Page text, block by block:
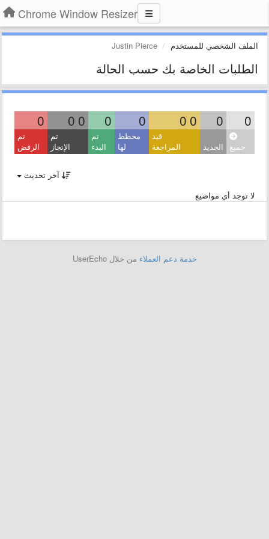
Chrome Window Resizer
الملف الشخصي للمستخدم Justin Pierce
الطلبات الخاصة بك حسب الحالة
0
0
0
0
0
0
0
0
0
جميع الجديد
قيد
المراجعة
مخطط
لها
تم
البدء
تم
الإنجاز
تم
الرفض
آخر تحديث
لا توجد أي مواضيع
خدمة دعم العملاء من خلال UserEcho